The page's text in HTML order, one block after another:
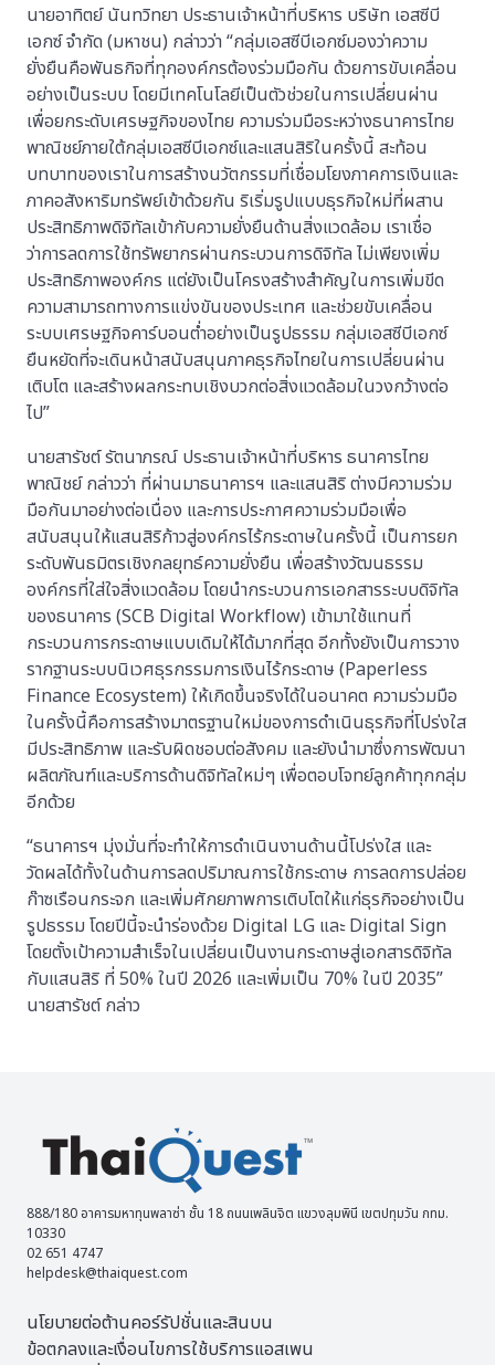
นายอาทิตย์ นันทวิทยา ประธานเจ้าหน้าที่บริหาร บริษัท เอสซีบี
เอกซ์ จำกัด (มหาชน) กล่าวว่า “กลุ่มเอสซีบีเอกซ์มองว่าความ
ยั่งยืนคือพันธกิจที่ทุกองค์กรต้องร่วมมือกัน ด้วยการขับเคลื่อน
อย่างเป็นระบบ โดยมีเทคโนโลยีเป็นตัวช่วยในการเปลี่ยนผ่าน
เพื่อยกระดับเศรษฐกิจของไทย ความร่วมมือระหว่างธนาคารไทย
พาณิชย์ภายใต้กลุ่มเอสซีบีเอกซ์และแสนสิริในครั้งนี้ สะท้อน
บทบาทของเราในการสร้างนวัตกรรมที่เชื่อมโยงภาคการเงินและ
ภาคอสังหาริมทรัพย์เข้าด้วยกัน ริเริ่มรูปแบบธุรกิจใหม่ที่ผสาน
ประสิทธิภาพดิจิทัลเข้ากับความยั่งยืนด้านสิ่งแวดล้อม เราเชื่อ
ว่าการลดการใช้ทรัพยากรผ่านกระบวนการดิจิทัล ไม่เพียงเพิ่ม
ประสิทธิภาพองค์กร แต่ยังเป็นโครงสร้างสำคัญในการเพิ่มขีด
ความสามารถทางการแข่งขันของประเทศ และช่วยขับเคลื่อน
ระบบเศรษฐกิจคาร์บอนต่ำอย่างเป็นรูปธรรม กลุ่มเอสซีบีเอกซ์
ยืนหยัดที่จะเดินหน้าสนับสนุนภาคธุรกิจไทยในการเปลี่ยนผ่าน
เติบโต และสร้างผลกระทบเชิงบวกต่อสิ่งแวดล้อมในวงกว้างต่อ
ไป”
นายสารัชต์ รัตนาภรณ์ ประธานเจ้าหน้าที่บริหาร ธนาคารไทย
พาณิชย์ กล่าวว่า ที่ผ่านมาธนาคารฯ และแสนสิริ ต่างมีความร่วม
มือกันมาอย่างต่อเนื่อง และการประกาศความร่วมมือเพื่อ
สนับสนุนให้แสนสิริก้าวสู่องค์กรไร้กระดาษในครั้งนี้ เป็นการยก
ระดับพันธมิตรเชิงกลยุทธ์ความยั่งยืน เพื่อสร้างวัฒนธรรม
องค์กรที่ใส่ใจสิ่งแวดล้อม โดยนำกระบวนการเอกสารระบบดิจิทัล
ของธนาคาร (SCB Digital Workflow) เข้ามาใช้แทนที่
กระบวนการกระดาษแบบเดิมให้ได้มากที่สุด อีกทั้งยังเป็นการวาง
รากฐานระบบนิเวศธุรกรรมการเงินไร้กระดาษ (Paperless
Finance Ecosystem) ให้เกิดขึ้นจริงได้ในอนาคต ความร่วมมือ
ในครั้งนี้คือการสร้างมาตรฐานใหม่ของการดำเนินธุรกิจที่โปร่งใส
มีประสิทธิภาพ และรับผิดชอบต่อสังคม และยังนำมาซึ่งการพัฒนา
ผลิตภัณฑ์และบริการด้านดิจิทัลใหม่ๆ เพื่อตอบโจทย์ลูกค้าทุกกลุ่ม
อีกด้วย
“ธนาคารฯ มุ่งมั่นที่จะทำให้การดำเนินงานด้านนี้โปร่งใส และ
วัดผลได้ทั้งในด้านการลดปริมาณการใช้กระดาษ การลดการปล่อย
ก๊าซเรือนกระจก และเพิ่มศักยภาพการเติบโตให้แก่ธุรกิจอย่างเป็น
รูปธรรม โดยปีนี้จะนำร่องด้วย Digital LG และ Digital Sign
โดยตั้งเป้าความสําเร็จในเปลี่ยนเป็นงานกระดาษสู่เอกสารดิจิทัล
กับแสนสิริ ที่ 50% ในปี 2026 และเพิ่มเป็น 70% ในปี 2035”
นายสารัชต์ กล่าว
888/180 อาคารมหาทุนพลาซ่า ชั้น 18 ถนนเพลินจิต แขวงลุมพินี เขตปทุมวัน กทม.
10330
02 651 4747
helpdesk@thaiquest.com
นโยบายต่อต้านคอร์รัปชั่นและสินบน
ข้อตกลงและเงื่อนไขการใช้บริการแอสเพน